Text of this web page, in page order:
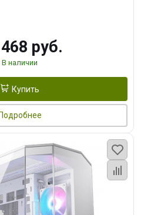
руб.
В наличии
Купить
Подробнее